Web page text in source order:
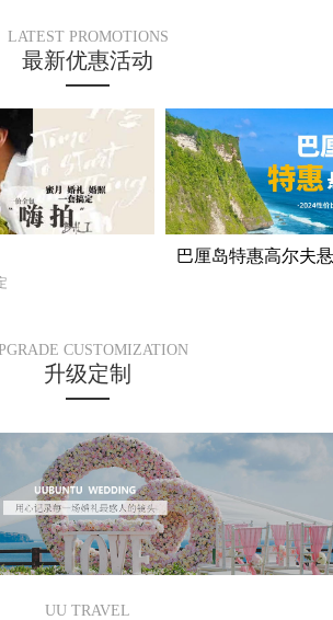
LATEST PROMOTIONS
最新优惠活动
巴厘岛特惠高尔夫
CUSTOMIZATION
升级定制
UU TRAVEL